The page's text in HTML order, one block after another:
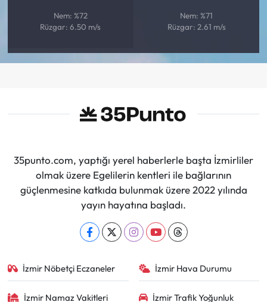
Nem: %72
Rüzgar: 6.50 m/s
Nem: %71
Rüzgar: 2.61 m/s
35punto.com, yaptığı yerel haberlerle başta İzmirliler
olmak üzere Egelilerin kentleri ile bağlarının
güçlenmesine katkıda bulunmak üzere 2022 yılında
yayın hayatına başladı.
İzmir Nöbetçi Eczaneler İzmir Hava Durumu
İzmir Namaz Vakitleri
İzmir Trafik Yoğunluk